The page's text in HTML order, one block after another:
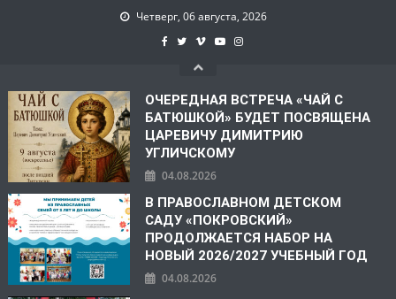
Четверг, 06 августа, 2026
ОЧЕРЕДНАЯ ВСТРЕЧА «ЧАЙ С
БАТЮШКОЙ» БУДЕТ ПОСВЯЩЕНА
ЦАРЕВИЧУ ДИМИТРИЮ
УГЛИЧСКОМУ
04.08.2026
В ПРАВОСЛАВНОМ ДЕТСКОМ
САДУ «ПОКРОВСКИЙ»
ПРОДОЛЖАЕТСЯ НАБОР НА
НОВЫЙ 2026/2027 УЧЕБНЫЙ ГОД
04.08.2026